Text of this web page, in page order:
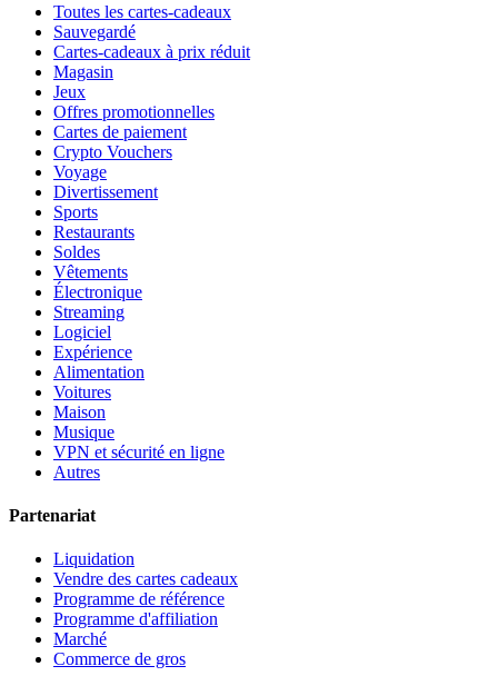
Toutes les cartes-cadeaux
Sauvegardé
Cartes-cadeaux à prix réduit
Magasin
Jeux
Offres promotionnelles
Cartes de paiement
Crypto Vouchers
Voyage
Divertissement
Sports
Restaurants
Soldes
Vêtements
Électronique
Streaming
Logiciel
Expérience
Alimentation
Voitures
Maison
Musique
VPN et sécurité en ligne
Autres
Partenariat
Liquidation
Vendre des cartes cadeaux
Programme de référence
Programme d'affiliation
Marché
Commerce de gros